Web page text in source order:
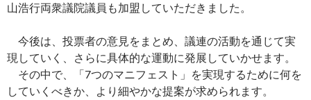
山浩行両衆議院議員も加盟していただきました。
今後は、投票者の意見をまとめ、議連の活動を通じて実
現していく、さらに具体的な運動に発展していかせます。
その中で、「7つのマニフェスト」を実現するために何を
していくべきか、より細やかな提案が求められます。